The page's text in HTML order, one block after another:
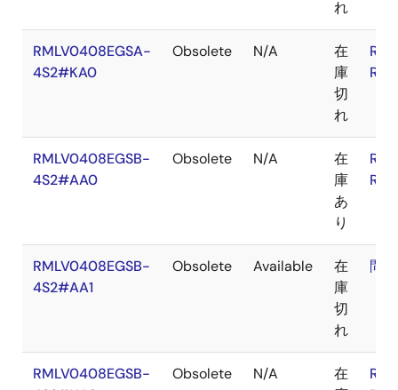
れ
RMLV0408EGSA-
4S2#KA0
Obsolete N/A
在
庫
切
れ
RMLV0408EGSB-
4S2#AA0
Obsolete N/A
在
庫
あ
り
RMLV0408EGSB-
4S2#AA1
Obsolete Available
在
庫
切
れ
問
RMLV0408EGSB-
Obsolete N/A
在